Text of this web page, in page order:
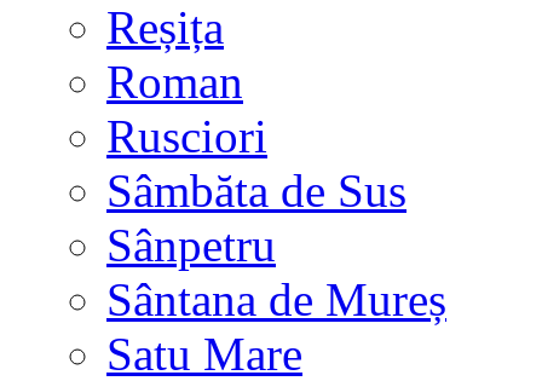
Reșița
Roman
Rusciori
Sâmbăta de Sus
Sânpetru
Sântana de Mureș
Satu Mare